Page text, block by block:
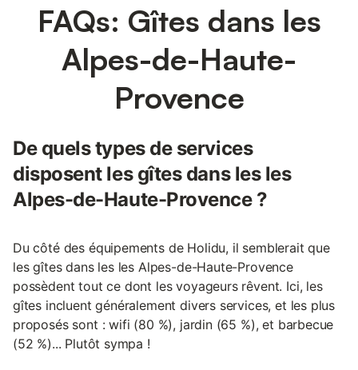
FAQs: Gîtes dans les
Alpes-de-Haute-
Provence
De quels types de services
disposent les gîtes dans les les
Alpes-de-Haute-Provence ?
Du côté des équipements de Holidu, il semblerait que
les gîtes dans les les Alpes-de-Haute-Provence
possèdent tout ce dont les voyageurs rêvent. Ici, les
gîtes incluent généralement divers services, et les plus
proposés sont : wifi (80 %), jardin (65 %), et barbecue
(52 %)... Plutôt sympa !